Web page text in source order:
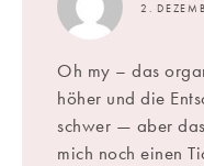
2.
Oh my – das
höher und die
schwer — aber
mich noch einen